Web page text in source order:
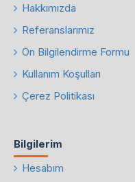
Hakkımızda
Referanslarımız
Ön Bilgilendirme Formu
Kullanım Koşulları
Çerez Politikası
Bilgilerim
Hesabım